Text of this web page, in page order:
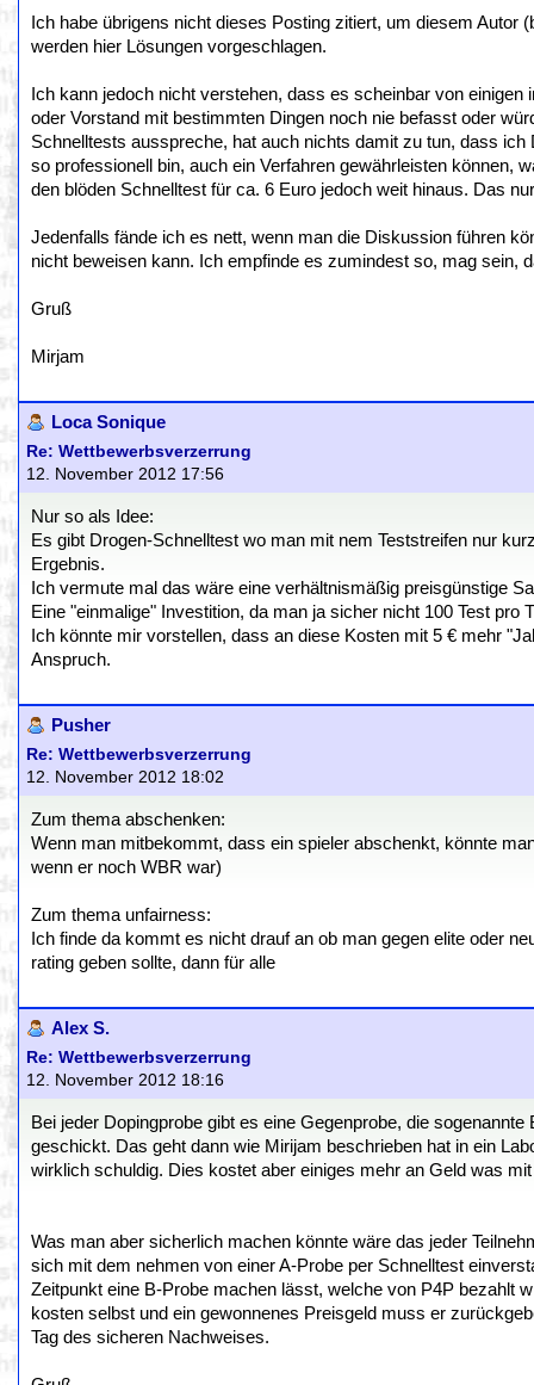
Ich habe übrigens nicht dieses Posting zitiert, um diesem
werden hier Lösungen vorgeschlagen.
Ich kann jedoch nicht verstehen, dass es scheinbar von
oder Vorstand mit bestimmten Dingen noch nie befasst oder
Schnelltests ausspreche, hat auch nichts damit zu tun, dass
so professionell bin, auch ein Verfahren gewährleisten können,
den blöden Schnelltest für ca. 6 Euro jedoch weit hinaus. Das
Jedenfalls fände ich es nett, wenn man die Diskussion führen
nicht beweisen kann. Ich empfinde es zumindest so, mag sein,
Gruß
Mirjam
Loca Sonique
Re: Wettbewerbsverzerrung
12. November 2012 17:56
Nur so als Idee:
Es gibt Drogen-Schnelltest wo man mit nem Teststreifen nur
Ergebnis.
Ich vermute mal das wäre eine verhältnismäßig preisgünstige
Eine "einmalige" Investition, da man ja sicher nicht 100 Test
Ich könnte mir vorstellen, dass an diese Kosten mit 5 € mehr
Anspruch.
Pusher
Re: Wettbewerbsverzerrung
12. November 2012 18:02
Zum thema abschenken:
Wenn man mitbekommt, dass ein spieler abschenkt, könnte
wenn er noch WBR war)
Zum thema unfairness:
Ich finde da kommt es nicht drauf an ob man gegen elite oder
rating geben sollte, dann für alle
Alex S.
Re: Wettbewerbsverzerrung
12. November 2012 18:16
Bei jeder Dopingprobe gibt es eine Gegenprobe, die
geschickt. Das geht dann wie Mirijam beschrieben hat in ein
wirklich schuldig. Dies kostet aber einiges mehr an Geld was
Was man aber sicherlich machen könnte wäre das jeder
sich mit dem nehmen von einer A-Probe per Schnelltest
Zeitpunkt eine B-Probe machen lässt, welche von P4P bezahlt
kosten selbst und ein gewonnenes Preisgeld muss er
Tag des sicheren Nachweises.